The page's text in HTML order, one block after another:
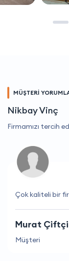
MÜŞTERİ
Nikbay Vinç
Firmamızı tercih
Çok kaliteli bir
Murat Çiftçi
Müşteri